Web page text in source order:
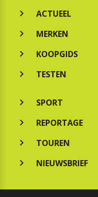
ACTUEEL
MERKEN
KOOPGIDS
TESTEN
SPORT
REPORTAGE
TOUREN
NIEUWSBRIEF